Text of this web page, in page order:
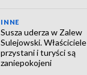
INNE
Susza uderza w Zalew
Sulejowski. Właściciele
przystani i turyści są
zaniepokojeni